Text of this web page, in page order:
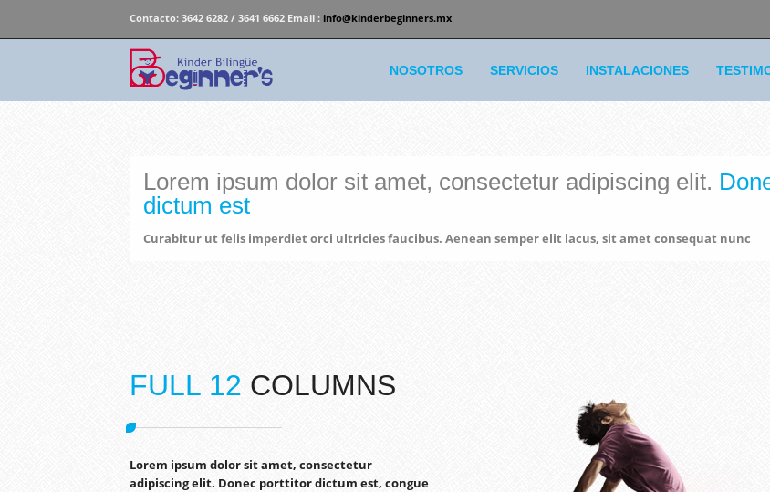
Contacto: 3642 6282 / 3641 6662 Email : info@kinderbeginners.mx
NOSOTROS SERVICIOS INSTALACIONES
Lorem ipsum dolor sit amet, consectetur adipiscing elit.
dictum est
Curabitur ut felis imperdiet orci ultricies faucibus. Aenean semper elit lacus, sit amet consequat nunc
FULL 12 COLUMNS
Lorem ipsum dolor sit amet, consectetur
adipiscing elit. Donec porttitor dictum est, congue